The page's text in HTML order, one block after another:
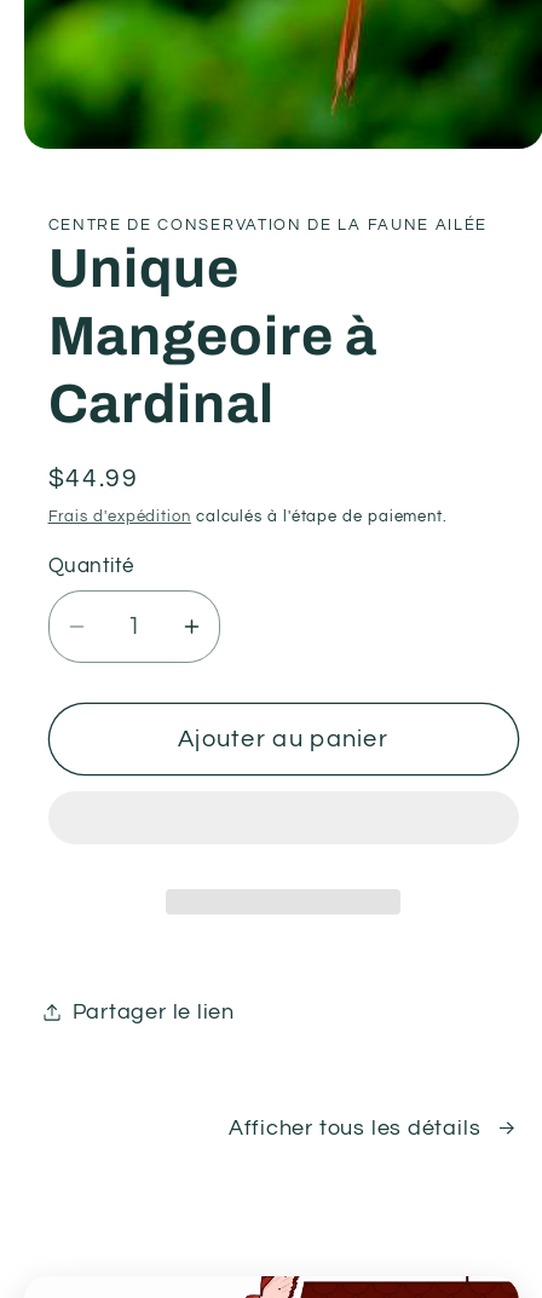
dans
modale
CENTRE DE CONSERVATION DE LA FAUNE AILÉE
Unique
Mangeoire à
Cardinal
Prix
habituel
$44.99
Frais d'expédition calculés à l'étape de paiement.
Quantité
Quantité
Réduire
la
quantité
Unique
Augmenter
la
quantité
de
Unique
Ajouter au panier
Partager le lien
Afficher tous les détails